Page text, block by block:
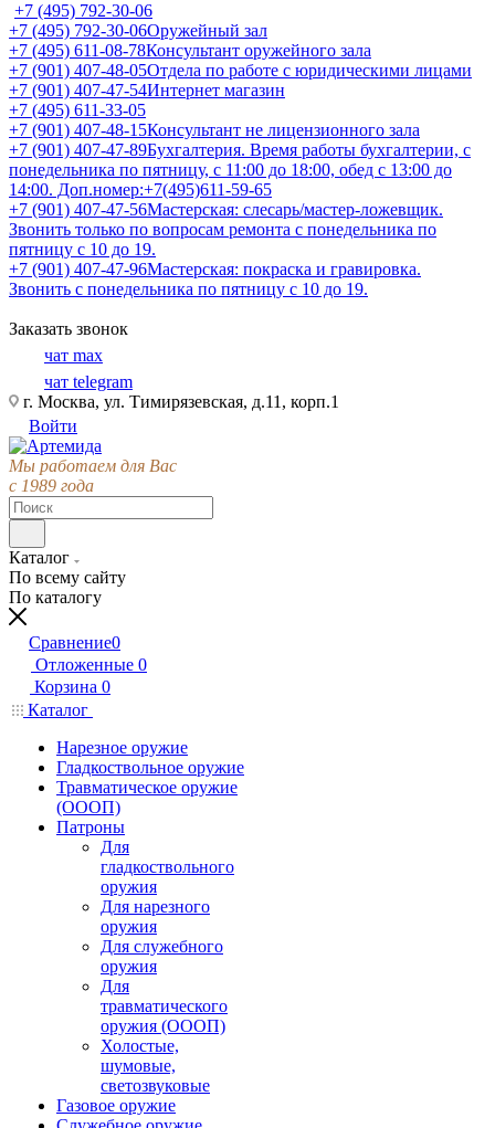
+7 (495) 792-30-06
+7 (495) 792-30-06Оружейный зал
+7 (495) 611-08-78Консультант оружейного зала
+7 (901) 407-48-05Отдела по работе с юридическими лицами
+7 (901) 407-47-54Интернет магазин
+7 (495) 611-33-05
+7 (901) 407-48-15Консультант не лицензионного зала
+7 (901) 407-47-89Бухгалтерия. Время работы бухгалтерии, с
понедельника по пятницу, с 11:00 до 18:00, обед с 13:00 до
14:00. Доп.номер:+7(495)611-59-65
+7 (901) 407-47-56Мастерская: слесарь/мастер-ложевщик.
Звонить только по вопросам ремонта с понедельника по
пятницу с 10 до 19.
+7 (901) 407-47-96Мастерская: покраска и гравировка.
Звонить с понедельника по пятницу с 10 до 19.
Заказать звонок
чат max
чат telegram
г. Москва, ул. Тимирязевская, д.11, корп.1
Войти
Мы работаем для Вас
с 1989 года
Каталог
По всему сайту
По каталогу
Сравнение0
Отложенные 0
Корзина 0
Каталог
Нарезное оружие
Гладкоствольное оружие
Травматическое оружие
(ОООП)
Патроны
Для
гладкоствольного
оружия
Для нарезного
оружия
Для служебного
оружия
Для
травматического
оружия (ОООП)
Холостые,
шумовые,
светозвуковые
Газовое оружие